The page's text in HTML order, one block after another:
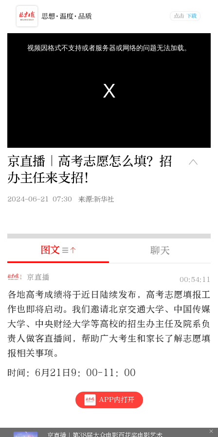
京直播｜高考志愿怎么填？招
办主任来支招！
2024-06-21 07:30 来源:新华社
图文 聊天
京直播 00:54:11
各地高考成绩将于近日陆续发布，高考志愿填报工
作也即将启动。我们邀请北京交通大学、中国传媒
大学、中央财经大学等高校的招生办主任及院系负
责人做客直播间，帮助广大考生和家长了解志愿填
报相关事项。
时间：6月21日9：00-11：00
APP内打开